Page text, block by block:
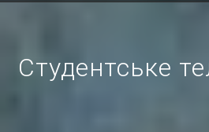
Студентське